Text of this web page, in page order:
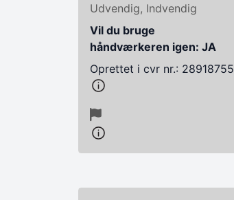
Udvendig, Indvendig
Vil du bruge
håndværkeren igen: JA
Oprettet i cvr nr.: 28918755